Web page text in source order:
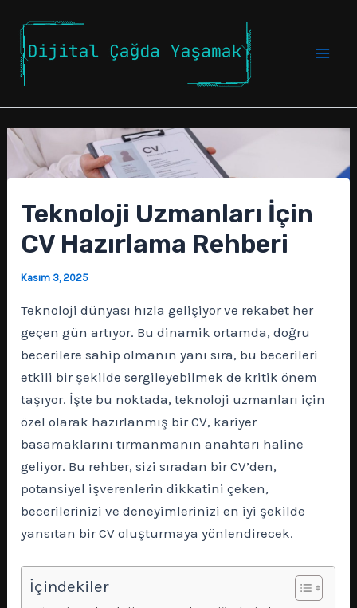
atla
Teknoloji Uzmanları İçin
CV Hazırlama Rehberi
Kasım 3, 2025
Teknoloji dünyası hızla gelişiyor ve rekabet her
geçen gün artıyor. Bu dinamik ortamda, doğru
becerilere sahip olmanın yanı sıra, bu becerileri
etkili bir şekilde sergileyebilmek de kritik önem
taşıyor. İşte bu noktada, teknoloji uzmanları için
özel olarak hazırlanmış bir CV, kariyer
basamaklarını tırmanmanın anahtarı haline
geliyor. Bu rehber, sizi sıradan bir CV’den,
potansiyel işverenlerin dikkatini çeken,
becerilerinizi ve deneyimlerinizi en iyi şekilde
yansıtan bir CV oluşturmaya yönlendirecek.
İçindekiler